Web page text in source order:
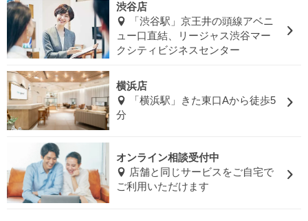
渋谷店
「渋谷駅」京王井の頭線アベニ
ュー口直結、リージャス渋谷マー
クシティビジネスセンター
横浜店
「横浜駅」きた東口Aから徒歩5
分
オンライン相談受付中
店舗と同じサービスをご自宅で
ご利用いただけます